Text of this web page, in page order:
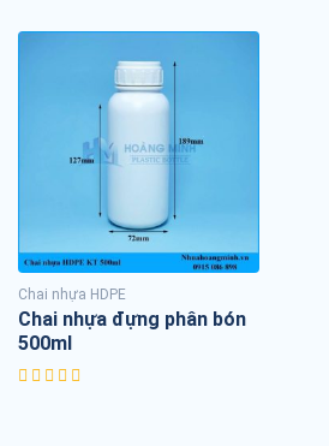
Chai nhựa HDPE
Chai nhựa đựng phân bón
500ml